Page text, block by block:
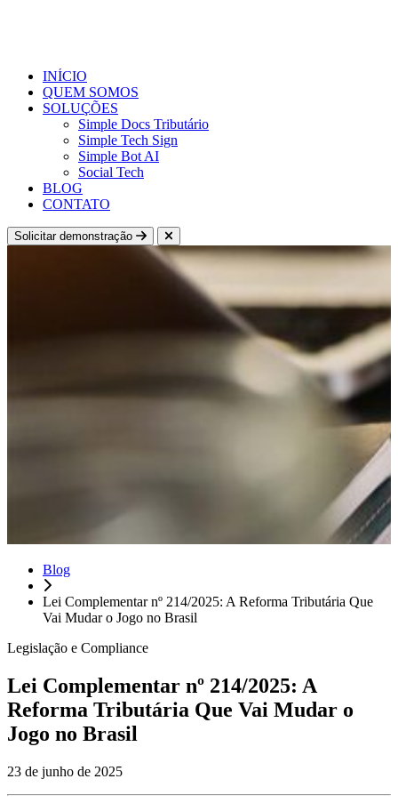
INÍCIO
QUEM SOMOS
SOLUÇÕES
Simple Docs Tributário
Simple Tech Sign
Simple Bot AI
Social Tech
BLOG
CONTATO
Solicitar demonstração
Blog
Lei Complementar nº 214/2025: A Reforma Tributária Que
Vai Mudar o Jogo no Brasil
Legislação e Compliance
Lei Complementar nº 214/2025: A
Reforma Tributária Que Vai Mudar o
Jogo no Brasil
23 de junho de 2025